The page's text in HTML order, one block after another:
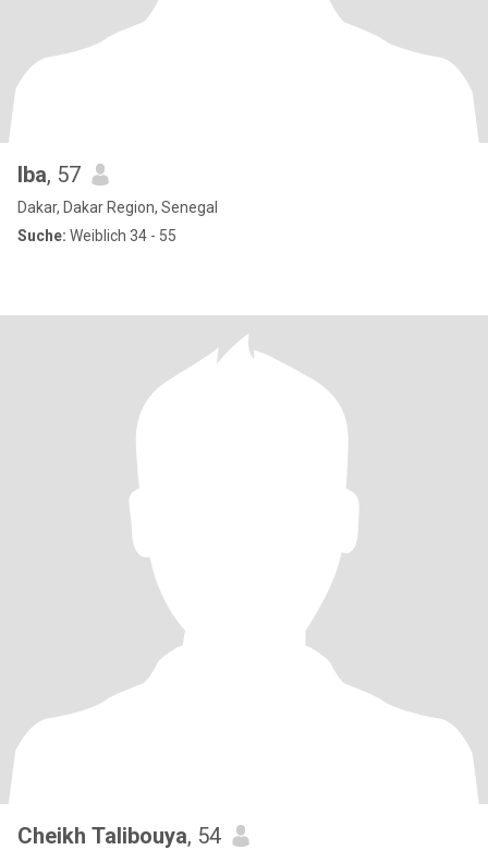
Iba, 57
Dakar, Dakar Region, Senegal
Suche: Weiblich 34 - 55
Cheikh Talibouya, 54